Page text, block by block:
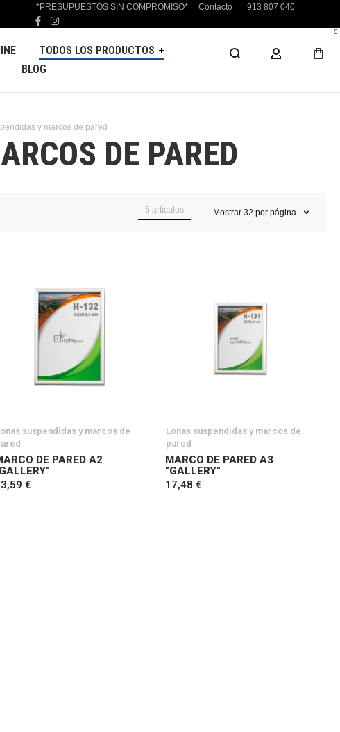
*PRESUPUESTOS SIN COMPROMISO* Contacto 913 807 040
facebook
instagram
TODOS LOS PRODUCTOS
BLOG
MI CUENTA
0
y marcos de pared
DE PARED
5 artículos Mostrar 32 por página
suspendidas y marcos de
DE PARED A2
€
Lonas suspendidas y marcos de
pared
MARCO DE PARED A3
"GALLERY"
17,48 €